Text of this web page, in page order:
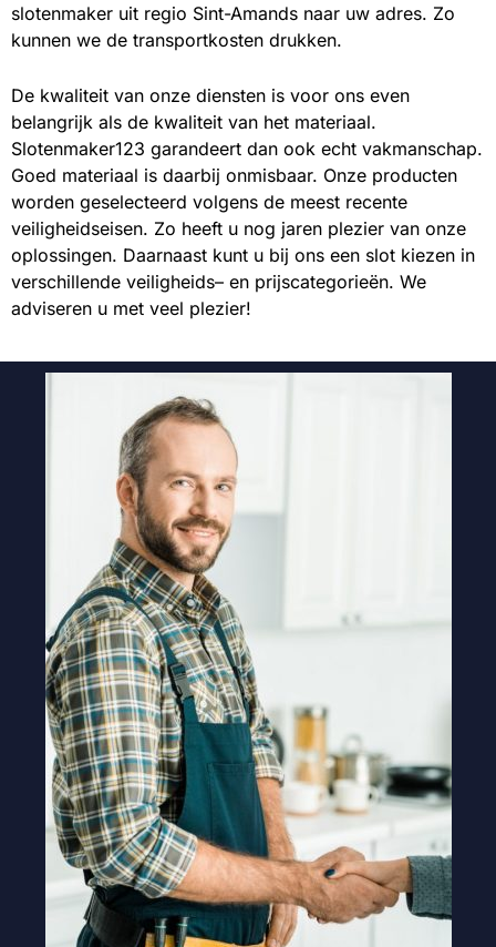
slotenmaker uit regio Sint-Amands naar uw adres. Zo
kunnen we de transportkosten drukken.
De kwaliteit van onze diensten is voor ons even
belangrijk als de kwaliteit van het materiaal.
Slotenmaker123 garandeert dan ook echt vakmanschap.
Goed materiaal is daarbij onmisbaar. Onze producten
worden geselecteerd volgens de meest recente
veiligheidseisen. Zo heeft u nog jaren plezier van onze
oplossingen. Daarnaast kunt u bij ons een slot kiezen in
verschillende veiligheids– en prijscategorieën. We
adviseren u met veel plezier!